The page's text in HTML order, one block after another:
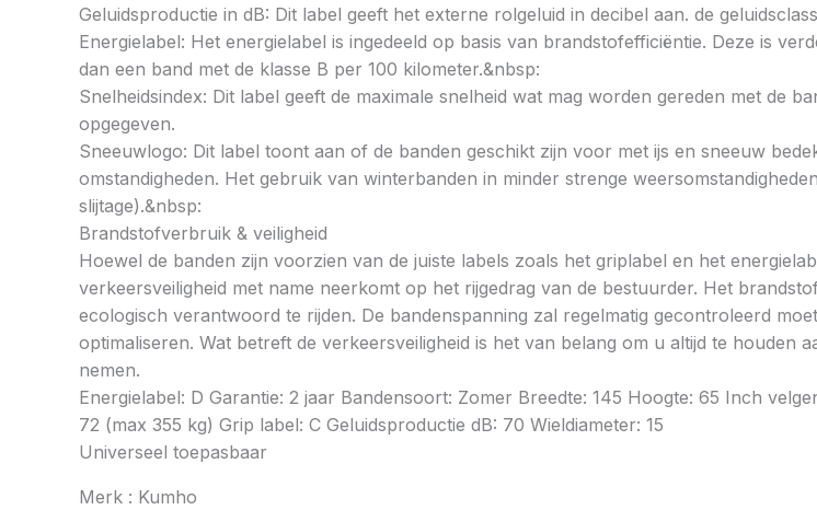
Geluidsproductie in dB: Dit label geeft het externe rolgeluid in decibel aan. de
Energielabel: Het energielabel is ingedeeld op basis van brandstofefficiëntie. Deze is
dan een band met de klasse B per 100 kilometer.&nbsp:
Snelheidsindex: Dit label geeft de maximale snelheid wat mag worden gereden met de
opgegeven.
Sneeuwlogo: Dit label toont aan of de banden geschikt zijn voor met ijs en sneeuw
omstandigheden. Het gebruik van winterbanden in minder strenge
slijtage).&nbsp:
Brandstofverbruik & veiligheid
Hoewel de banden zijn voorzien van de juiste labels zoals het griplabel en het
verkeersveiligheid met name neerkomt op het rijgedrag van de bestuurder. Het
ecologisch verantwoord te rijden. De bandenspanning zal regelmatig gecontroleerd
optimaliseren. Wat betreft de verkeersveiligheid is het van belang om u altijd te houden
nemen.
Energielabel: D Garantie: 2 jaar Bandensoort: Zomer Breedte: 145 Hoogte: 65 Inch
72 (max 355 kg) Grip label: C Geluidsproductie dB: 70 Wieldiameter: 15
Universeel toepasbaar
Merk : Kumho